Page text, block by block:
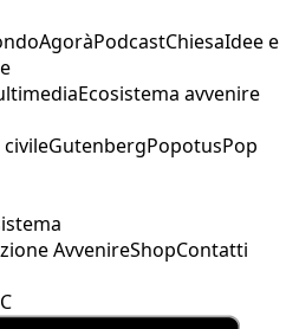
AgoràPodcastChiesaIdee e
Ecosistema avvenire
civileGutenbergPopotusPop
AvvenireShopContatti